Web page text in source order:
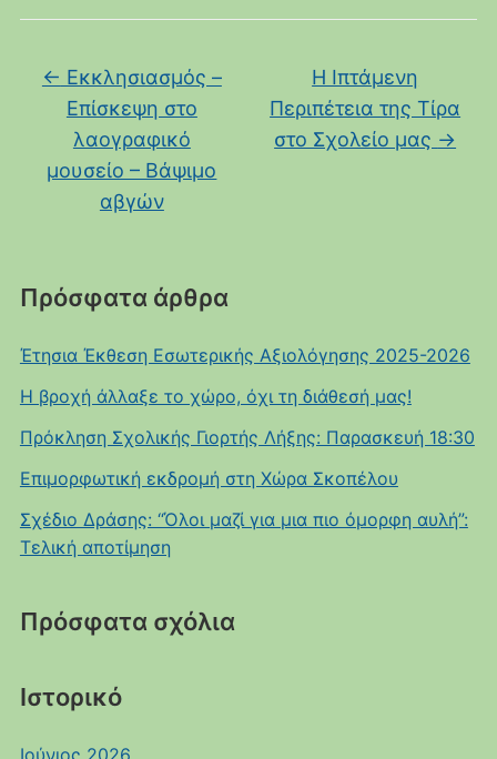
Πρόσφατα άρθρα
Έτησια Έκθεση Εσωτερικής Αξιολόγησης 2025-2026
Η βροχή άλλαξε το χώρο, όχι τη διάθεσή μας!
Πρόκληση Σχολικής Γιορτής Λήξης: Παρασκευή 18:30
Επιμορφωτική εκδρομή στη Χώρα Σκοπέλου
Σχέδιο Δράσης: “Όλοι μαζί για μια πιο όμορφη αυλή”:
Τελική αποτίμηση
Πρόσφατα σχόλια
Ιστορικό
Ιούνιος 2026
← Εκκλησιασμός –
Επίσκεψη στο
λαογραφικό
μουσείο – Βάψιμο
αβγών
Η Ιπτάμενη
Περιπέτεια της Τίρα
στο Σχολείο μας →